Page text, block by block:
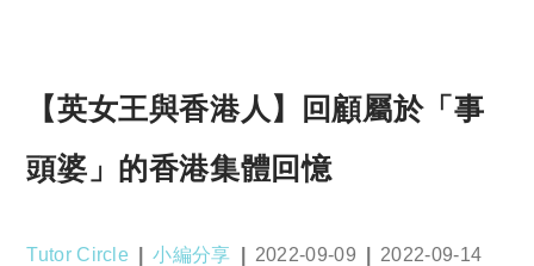
【英女王與香港人】回顧屬於「事
頭婆」的香港集體回憶
Post
Tutor Circle
Post
小編分享
Post
2022-09-09
Post
2022-09-14